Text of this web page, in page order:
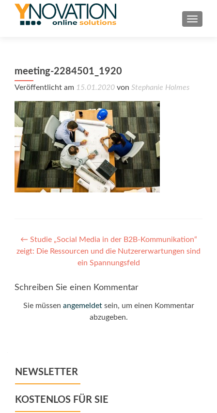
meeting-2284501_1920
Veröffentlicht am 15.01.2020 von Stephanie Holmes
Post
navigation
← Studie „Social Media in der B2B-Kommunikation“
zeigt: Die Ressourcen und die Nutzererwartungen sind
ein Spannungsfeld
Schreiben Sie einen Kommentar
Sie müssen angemeldetsein, um einen Kommentar
abzugeben.
NEWSLETTER
KOSTENLOS FÜR SIE